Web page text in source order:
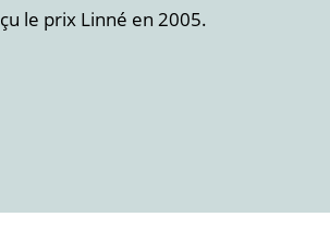
le prix Linné en 2005.